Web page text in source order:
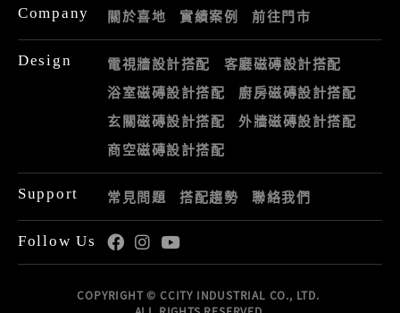
Company 關於喜地 實績案例 前往門市
Design 電視牆設計搭配
客廳磁磚設計搭配
浴室磁磚設計搭配
廚房磁磚設計搭配
玄關磁磚設計搭配
外牆磁磚設計搭配
商空磁磚設計搭配
Support 常見問題 搭配趨勢 聯絡我們
Follow Us
COPYRIGHT © CCITY INDUSTRIAL CO., LTD.